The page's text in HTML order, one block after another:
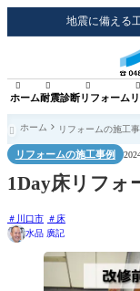
地震に備える

ホーム

耐震診断

リフォーム

 ホーム リフォームの施工事
リフォームの施工事例
1Day床リフォ
川口市
床
水品 廣記